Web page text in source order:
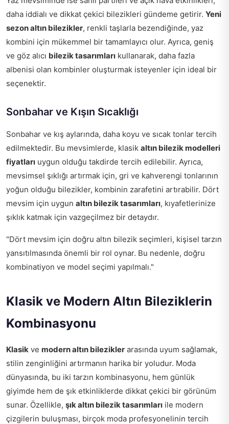
daha iddialı ve dikkat çekici bilezikleri gündeme getirir. Yeni
sezon altın bilezikler, renkli taşlarla bezendiğinde, yaz
kombini için mükemmel bir tamamlayıcı olur. Ayrıca, geniş
ve göz alıcı bilezik tasarımları kullanarak, daha fazla
albenisi olan kombinler oluşturmak isteyenler için ideal bir
seçenektir.
Sonbahar ve Kışın Sıcaklığı
Sonbahar ve kış aylarında, daha koyu ve sıcak tonlar tercih
edilmektedir. Bu mevsimlerde, klasik altın bilezik modelleri
fiyatları uygun olduğu takdirde tercih edilebilir. Ayrıca,
mevsimsel şıklığı artırmak için, gri ve kahverengi tonlarının
yoğun olduğu bilezikler, kombinin zarafetini artırabilir. Dört
mevsim için uygun altın bilezik tasarımları, kıyafetlerinize
şıklık katmak için vazgeçilmez bir detaydır.
"Dört mevsim için doğru altın bilezik seçimleri, kişisel tarzın
yansıtılmasında önemli bir rol oynar. Bu nedenle, doğru
kombinatiyon ve model seçimi yapılmalı."
Klasik ve Modern Altın Bileziklerin
Kombinasyonu
Klasik ve modern altın bilezikler arasında uyum sağlamak,
stilin zenginliğini artırmanın harika bir yoludur. Moda
dünyasında, bu iki tarzın kombinasyonu, hem günlük
giyimde hem de şık etkinliklerde dikkat çekici bir görünüm
sunar. Özellikle, şık altın bilezik tasarımları ile modern
çizgilerin buluşması, birçok moda profesyonelinin tercih